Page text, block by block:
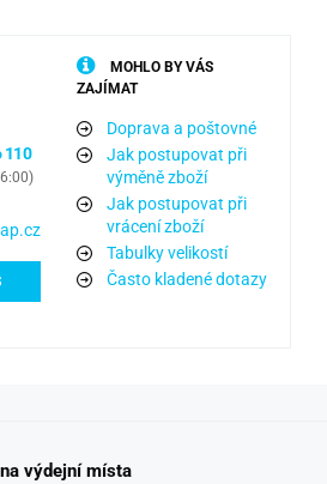
110
MOHLO BY VÁS
ZAJÍMAT
Doprava a poštovné
Jak postupovat při
výměně zboží
Jak postupovat při
vrácení zboží
Tabulky velikostí
Často kladené dotazy
výdejní místa